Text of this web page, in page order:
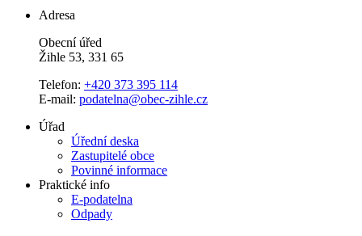
Adresa
Obecní úřed
Žihle 53, 331 65
Telefon: +420 373 395 114
E-mail: podatelna@obec-zihle.cz
Úřad
Úřední deska
Zastupitelé obce
Povinné informace
Praktické info
E-podatelna
Odpady